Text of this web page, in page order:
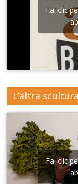
Fai clic
L’altra
Fai clic